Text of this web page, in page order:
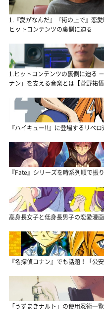
1.『愛がなんだ』『街の上で』恋
ヒットコンテンツの裏側に迫る
1.ヒットコンテンツの裏側に迫る
ナン」を支える音楽とは【菅野祐悟
『ハイキュー!!』に登場するリベロ
『Fate』シリーズを時系列順で振
高身長女子と低身長男子の恋愛漫
『名探偵コナン』でも話題！「公
「うずまきナルト」の使用忍術一